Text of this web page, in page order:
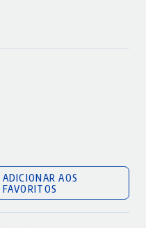
ADICIONAR AOS
FAVORITOS